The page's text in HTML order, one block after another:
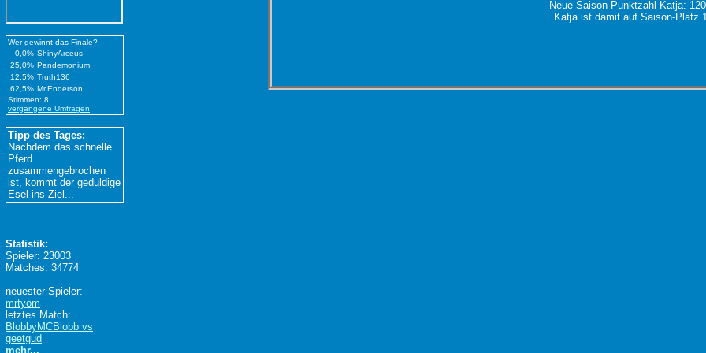
Neue Saison-Punktzahl Katja:
Katja ist damit auf Saison-Platz
Wer gewinnt das Finale?
0,0% ShinyArceus
25,0% Pandemonium
12,5% Truth136
62,5% Mr.Enderson
Stimmen: 8
vergangene Umfragen
Tipp des Tages:
Nachdem das schnelle
Pferd
zusammengebrochen
ist, kommt der geduldige
Esel ins Ziel...
Statistik:
Spieler: 23003
Matches: 34774
neuester Spieler:
mrtyom
letztes Match:
BlobbyMCBlobb vs
geetgud
mehr...